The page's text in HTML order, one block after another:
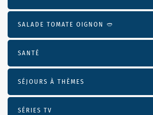
SALADE TOMATE OIGNON 🥙
SANTÉ
SÉJOURS À THÈMES
SÉRIES TV